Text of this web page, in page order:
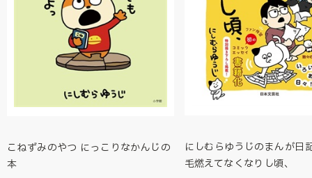
こねずみのやつ にっこりなかんじの
本
にしむらゆうじのまんが
毛燃えてなくなりし頃、